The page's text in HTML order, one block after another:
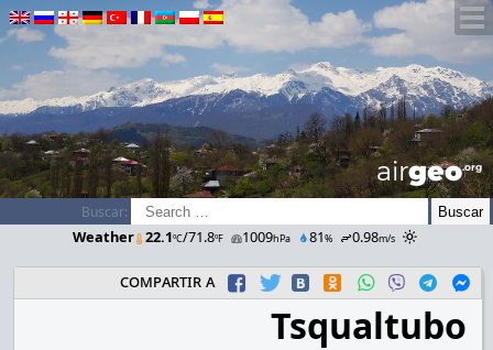
airGEO.oRg
Buscar:
Weather 22.1ºC/71.8ºF 1009hPa 81% 0.98m/s
compartir a
Tsqualtubo